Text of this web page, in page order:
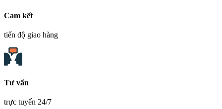
Cam kết
tiến độ giao hàng
Tư vấn
trực tuyến 24/7